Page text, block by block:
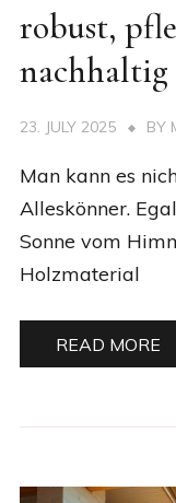
robust,
nachhaltig
23. JULY 2025 BY
Man kann es
Alleskönner.
Sonne vom
Holzmaterial
READ MORE